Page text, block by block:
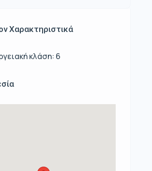
Χαρακτηριστικά
κλάση: 6